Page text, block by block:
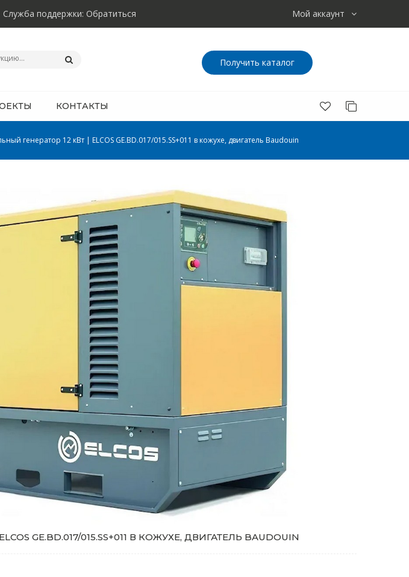
Мой аккаунт
Служба поддержки: Обратиться
Получить каталог
КОНТАКТЫ
генератор 12 кВт | ELCOS GE.BD.017/015.SS+011 в кожухе, двигатель Baudouin
GE.BD.017/015.SS+011 В КОЖУХЕ, ДВИГАТЕЛЬ BAUDOUIN